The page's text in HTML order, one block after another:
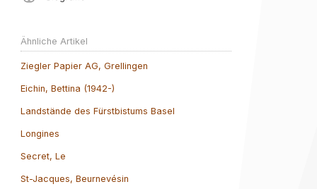
Ähnliche Artikel
Ziegler Papier AG, Grellingen
Eichin, Bettina (1942-)
Landstände des Fürstbistums Basel
Longines
Secret, Le
St-Jacques, Beurnevésin